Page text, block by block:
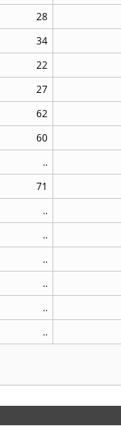
28
34
22
27
62
60
..
71
..
..
..
..
..
..